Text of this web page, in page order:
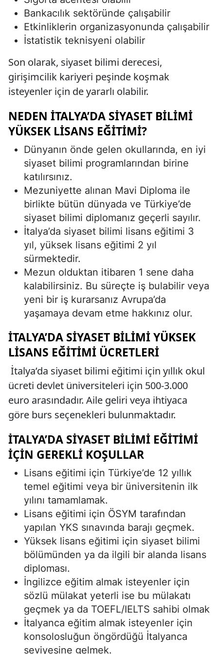
Bankacılık sektöründe çalışabilir
Etkinliklerin organizasyonunda çalışabilir
İstatistik teknisyeni olabilir
Son olarak, siyaset bilimi derecesi,
girişimcilik kariyeri peşinde koşmak
isteyenler için de yararlı olabilir.
NEDEN İTALYA’DA SIYASET BILIMI
YÜKSEK LISANS EĞITIMI?
Dünyanın önde gelen okullarında, en iyi
siyaset bilimi programlarından birine
katılırsınız.
Mezuniyette alınan Mavi Diploma ile
birlikte bütün dünyada ve Türkiye’de
siyaset bilimi diplomanız geçerli sayılır.
İtalya’da siyaset bilimi lisans eğitimi 3
yıl, yüksek lisans eğitimi 2 yıl
sürmektedir.
Mezun olduktan itibaren 1 sene daha
kalabilirsiniz. Bu süreçte iş bulabilir veya
yeni bir iş kurarsanız Avrupa’da
yaşamaya devam etme hakkınız olur.
İTALYA’DA SIYASET BILIMI YÜKSEK
LISANS EĞITIMI ÜCRETLERI
İtalya’da siyaset bilimi eğitimi için yıllık okul
ücreti devlet üniversiteleri için 500-3.000
euro arasındadır. Aile geliri veya ihtiyaca
göre burs seçenekleri bulunmaktadır.
İTALYA’DA SIYASET BILIMI EĞITIMI
İÇIN GEREKLI KOŞULLAR
Lisans eğitimi için Türkiye’de 12 yıllık
temel eğitimi veya bir üniversitenin ilk
yılını tamamlamak.
Lisans eğitimi için ÖSYM tarafından
yapılan YKS sınavında barajı geçmek.
Yüksek lisans eğitimi için siyaset bilimi
bölümünden ya da ilgili bir alanda lisans
diploması.
İngilizce eğitim almak isteyenler için
sözlü mülakat yeterli ise bu mülakatı
geçmek ya da TOEFL/IELTS sahibi olmak
İtalyanca eğitim almak isteyenler için
konsolosluğun öngördüğü İtalyanca
seviyesine gelmek.